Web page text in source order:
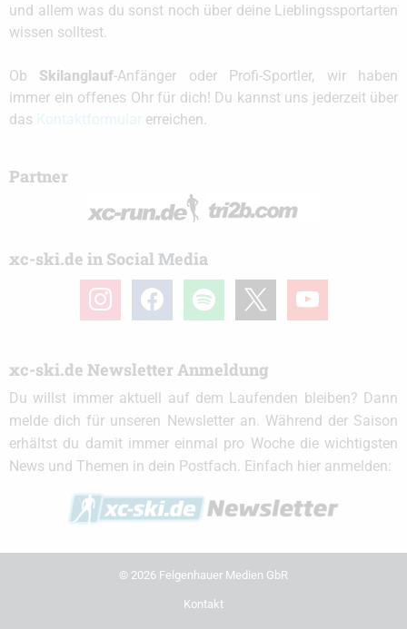
und allem was du sonst noch über deine Lieblingssportarten
wissen solltest.
Ob Skilanglauf-Anfänger oder Profi-Sportler, wir haben
immer ein offenes Ohr für dich! Du kannst uns jederzeit über
das
erreichen.
Partner
xc-ski.de in Social Media
instagramfacebook spotify youtube
xc-ski.de Newsletter Anmeldung
Du willst immer aktuell auf dem Laufenden bleiben? Dann
melde dich für unseren Newsletter an. Während der Saison
erhältst du damit immer einmal pro Woche die wichtigsten
News und Themen in dein Postfach. Einfach hier anmelden:
© 2026 Felgenhauer Medien GbR
Kontakt